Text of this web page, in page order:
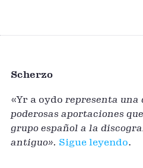
Scherzo
«Yr a oydo representa una
poderosas aportaciones
grupo español a la
antiguo». Sigue leyendo.